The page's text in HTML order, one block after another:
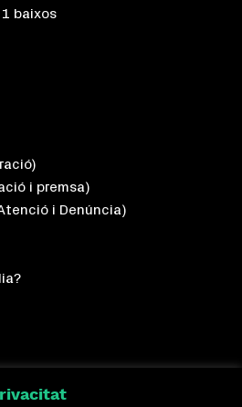
baixos
i premsa)
i Denúncia)